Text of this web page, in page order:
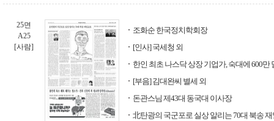
25면
A25
[사람]
조화순 한국정치학회장
[인사] 국세청 외
한인 최초 나스닥 상장 기업가, 숙대에 600만
[부음] 김대완씨 별세 외
돈관스님 제43대 동국대 이사장
北탄광의 국군포로 실상 알리는 70대 북송